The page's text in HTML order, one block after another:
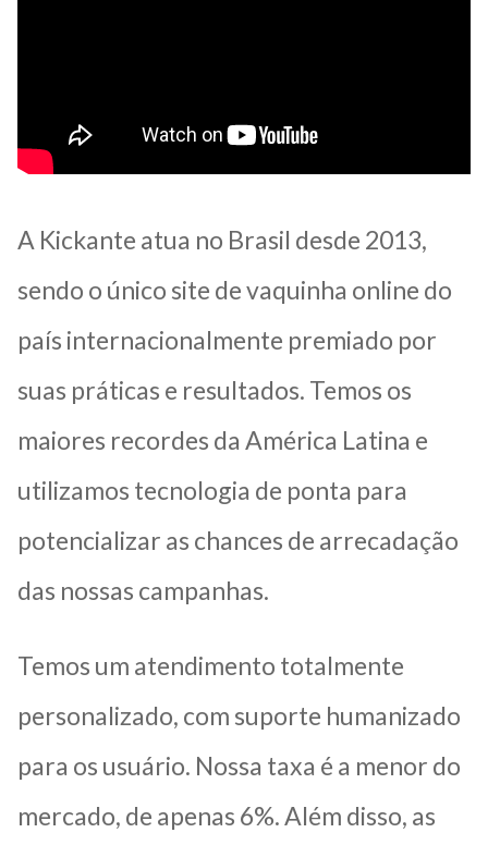
A Kickante atua no Brasil desde 2013,
sendo o único site de vaquinha online do
país internacionalmente premiado por
suas práticas e resultados. Temos os
maiores recordes da América Latina e
utilizamos tecnologia de ponta para
potencializar as chances de arrecadação
das nossas campanhas.
Temos um atendimento totalmente
personalizado, com suporte humanizado
para os usuário. Nossa taxa é a menor do
mercado, de apenas 6%. Além disso, as